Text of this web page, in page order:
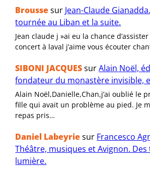
Broussesur Jean-Claude
tournée au Liban et la suite.
Jean claude j »ai eu la chance d’assister
concert à laval j’aime vous écouter
SIBONI JACQUESsurAlain Noël,
fondateur du monastère invisible,
Alain Noël,Danielle,Chan,j’ai oublié le
fille qui avait un problème au pied. Je
repas pris…
Daniel Labeyriesur Francesco
Théâtre, musiques et Avignon. Des
lumière.